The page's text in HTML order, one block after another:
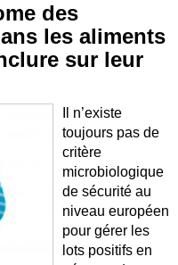
des
les aliments
sur leur
Il n’existe
toujours pas de
critère
microbiologique
de sécurité au
niveau européen
pour gérer les
lots positifs en